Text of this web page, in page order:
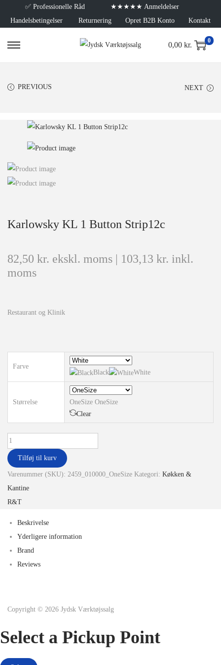
✅ Professionelle Råd
★★★★★ Anmeldelser
Handelsbetingelser
Returnering Opret B2B Konto Kontakt
0,00 kr. 0
PREVIOUS NEXT
Karlowsky KL 1 Button Strip12c
82,50 kr. ekskl. moms | 103,13 kr. inkl.
moms
Restaurant og Klinik
Farve
Black
White
Størrelse OneSize OneSize
Clear
Tilføj til kurv
Varenummer (SKU): 2459_010000_OneSize Kategori: Køkken &
Kantine
R&T
Beskrivelse
Yderligere information
Brand
Reviews
Copyright © 2026 Jydsk Værktøjssalg
Select a Pickup Point